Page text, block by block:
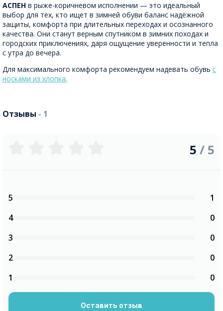
АСПЕН в рыже-коричневом исполнении — это идеальный
выбор для тех, кто ищет в зимней обуви баланс надёжной
защиты, комфорта при длительных переходах и осознанного
качества. Они станут верным спутником в зимних походах и
городских приключениях, даря ощущение уверенности и тепла
с утра до вечера.
Для максимального комфорта рекомендуем надевать обувь с
носками из хлопка.
Отзывы - 1
5 / 5
5
1
4
0
3
0
2
0
1
0
Оставить отзыв